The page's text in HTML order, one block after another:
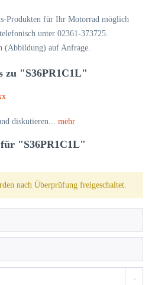
Produkten für Ihr Motorrad möglich
unter 02361-373725.
(Abbildung) auf Anfrage.
zu "S36PR1C1L"
diskutieren... mehr
"S36PR1C1L"
nach Überprüfung freigeschaltet.